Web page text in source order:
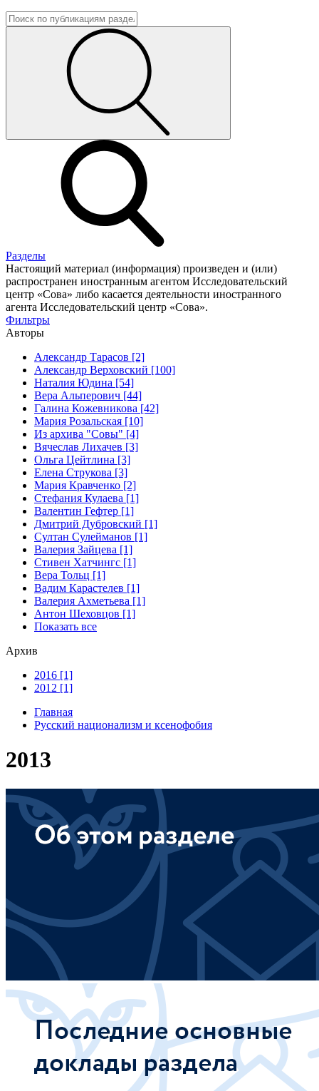
Разделы
Настоящий материал (информация) произведен и (или)
распространен иностранным агентом Исследовательский
центр «Сова» либо касается деятельности иностранного
агента Исследовательский центр «Сова».
Фильтры
Авторы
Александр Тарасов [2]
Александр Верховский [100]
Наталия Юдина [54]
Вера Альперович [44]
Галина Кожевникова [42]
Мария Розальская [10]
Из архива "Совы" [4]
Вячеслав Лихачев [3]
Ольга Цейтлина [3]
Елена Струкова [3]
Мария Кравченко [2]
Стефания Кулаева [1]
Валентин Гефтер [1]
Дмитрий Дубровский [1]
Султан Сулейманов [1]
Валерия Зайцева [1]
Стивен Хатчингс [1]
Верa Тольц [1]
Вадим Карастелев [1]
Валерия Ахметьева [1]
Антон Шеховцов [1]
Показать все
Архив
2016 [1]
2012 [1]
Главная
Русский национализм и ксенофобия
2013